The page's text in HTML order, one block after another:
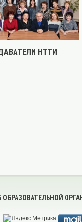
НТТИ
ОБРАЗОВАТЕЛЬНОЙ